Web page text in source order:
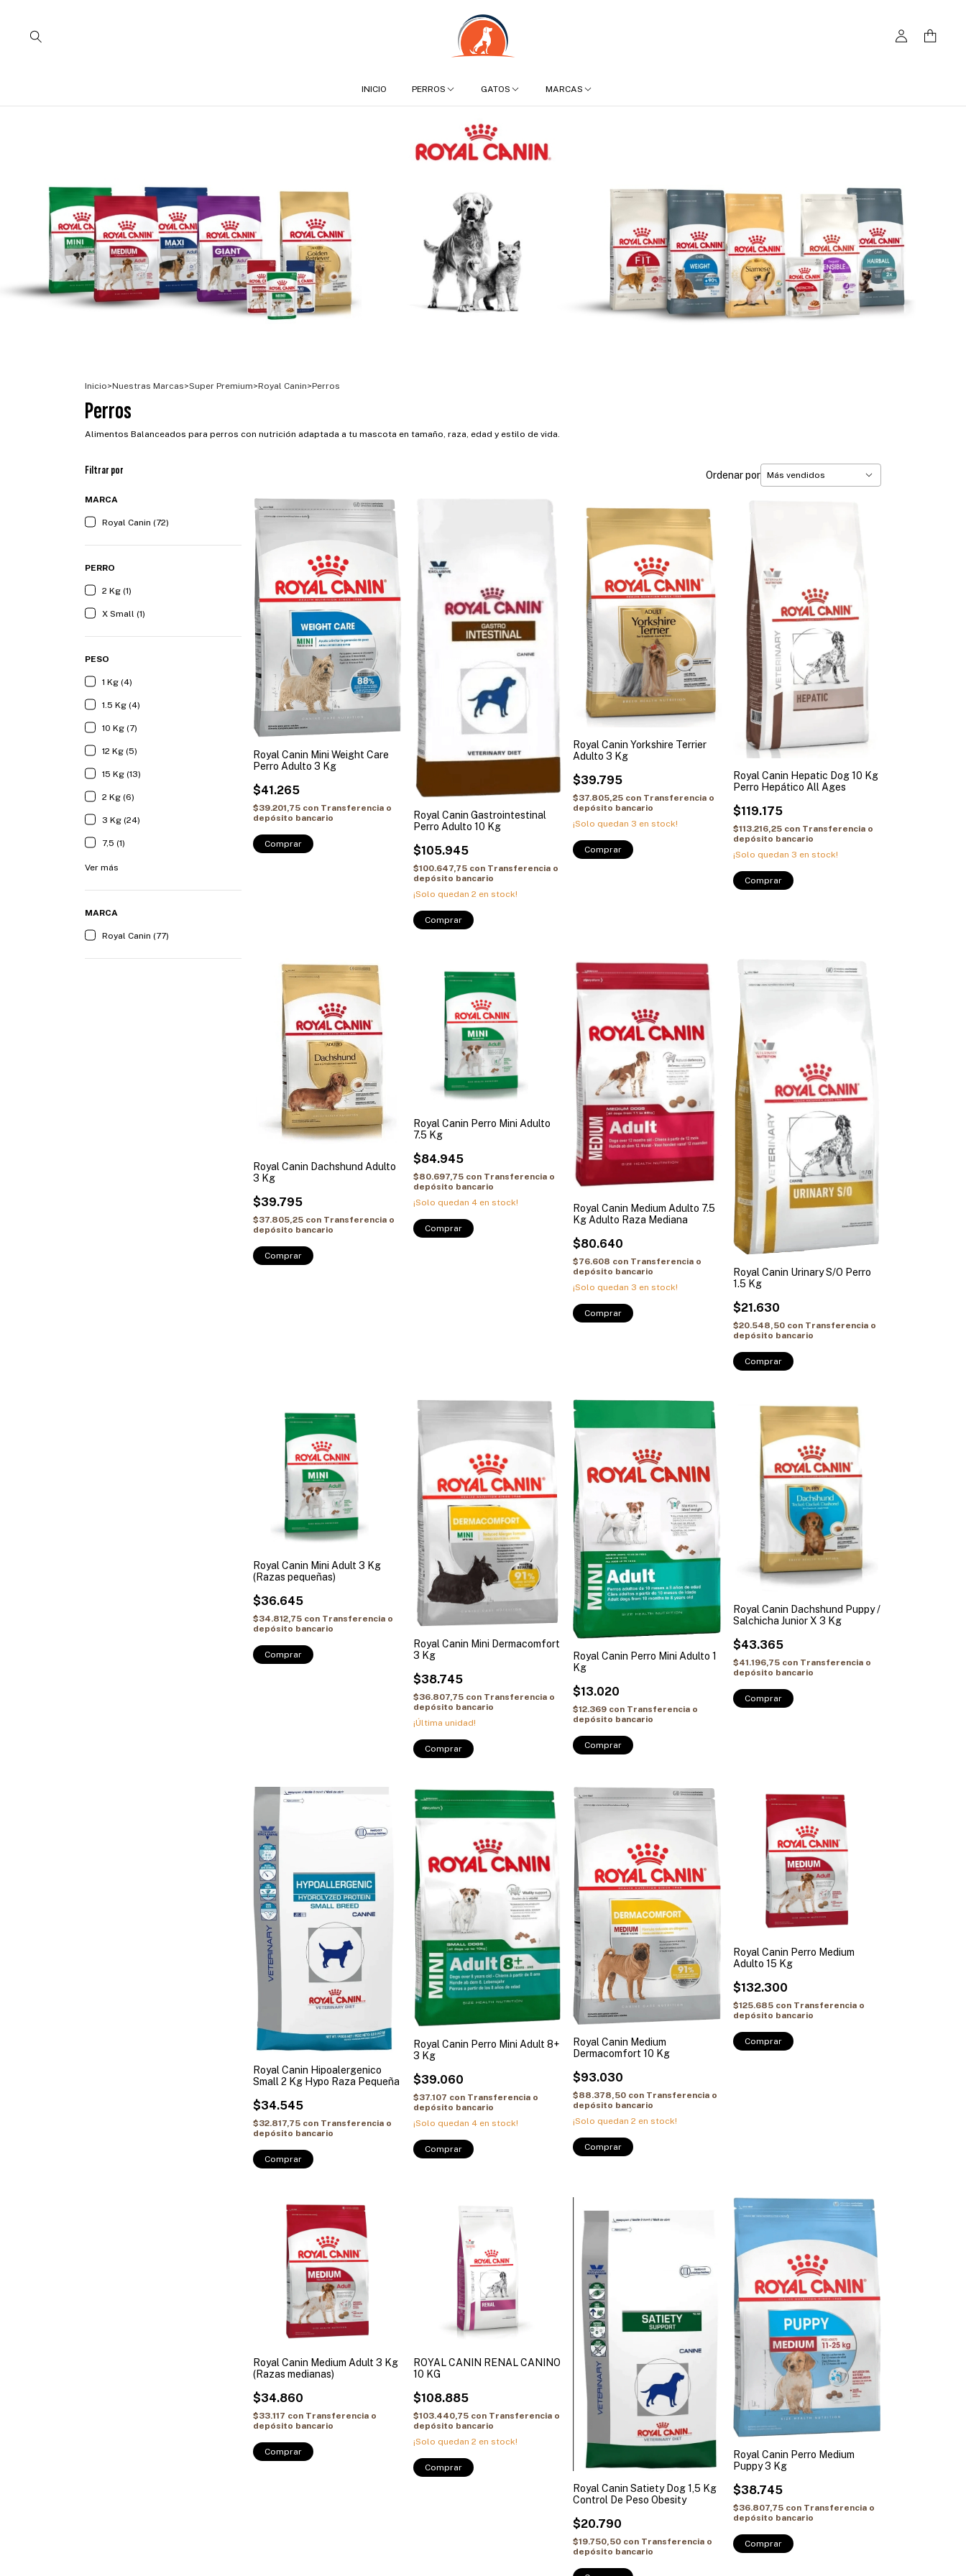
INICIO PERROS GATOS MARCAS
Inicio>Nuestras Marcas>Super Premium>Royal Canin>Perros
Perros
Alimentos Balanceados para perros con nutrición adaptada a tu mascota en tamaño, raza, edad y estilo de vida.
Filtrar por
MARCA
Royal Canin (72)
PERRO
2 Kg (1)
X Small (1)
PESO
1 Kg (4)
1.5 Kg (4)
10 Kg (7)
12 Kg (5)
15 Kg (13)
2 Kg (6)
3 Kg (24)
7,5 (1)
Ver más
MARCA
Royal Canin (77)
Ordenar por
Royal Canin Mini Weight Care
Perro Adulto 3 Kg
$41.265
$39.201,75 con Transferencia o
depósito bancario
Comprar
Royal Canin Gastrointestinal
Perro Adulto 10 Kg
$105.945
$100.647,75 con Transferencia o
depósito bancario
¡Solo quedan 2 en stock!
Comprar
Royal Canin Yorkshire Terrier
Adulto 3 Kg
$39.795
$37.805,25 con Transferencia o
depósito bancario
¡Solo quedan 3 en stock!
Royal Canin Hepatic Dog 10 Kg
Perro Hepático All Ages
$119.175
$113.216,25 con Transferencia o
depósito bancario
¡Solo quedan 3 en stock!
Royal Canin Dachshund Adulto
3 Kg
$39.795
$37.805,25 con Transferencia o
depósito bancario
Comprar
Royal Canin Perro Mini Adulto
7.5 Kg
$84.945
$80.697,75 con Transferencia o
depósito bancario
¡Solo quedan 4en stock!
Comprar
Royal Canin Medium Adulto 7.5
Kg Adulto Raza Mediana
$80.640
$76.608 con Transferencia o
depósito bancario
¡Solo quedan 3 en stock!
Royal Canin Urinary S/O Perro
1.5 Kg
$21.630
$20.548,50 con Transferencia o
depósito bancario
Comprar
Royal Canin Mini Adult 3 Kg
(Razas pequeñas)
$36.645
$34.812,75 con Transferencia o
depósito bancario
Comprar
Royal Canin Mini Dermacomfort
3 Kg
$38.745
$36.807,75 con Transferencia o
depósito bancario
¡Última unidad!
Comprar
Royal Canin Perro Mini Adulto 1
Kg
$13.020
$12.369 con Transferencia o
depósito bancario
Comprar
Royal Canin Dachshund Puppy /
Salchicha Junior X 3 Kg
$43.365
$41.196,75 con Transferencia o
depósito bancario
Comprar
Royal Canin Hipoalergenico
Small 2 Kg Hypo Raza Pequeña
$34.545
$32.817,75 con Transferencia o
depósito bancario
Royal Canin Perro Mini Adult 8+
3 Kg
$39.060
$37.107 con Transferencia o
depósito bancario
¡Solo quedan 4en stock!
Comprar
Royal Canin Medium
Dermacomfort 10 Kg
$93.030
$88.378,50 con Transferencia o
depósito bancario
¡Solo quedan2 en stock!
Comprar
Royal Canin Perro Medium
Adulto 15 Kg
$132.300
$125.685 con Transferencia o
depósito bancario
Comprar
Royal Canin Medium Adult 3 Kg
(Razas medianas)
$34.860
$33.117 con Transferencia o
depósito bancario
Comprar
ROYAL CANIN RENAL CANINO
10 KG
$108.885
$103.440,75 con Transferencia o
depósito bancario
¡Solo quedan 2 en stock!
Comprar
Royal Canin Satiety Dog 1,5 Kg
Control De Peso Obesity
$20.790
$19.750,50 con Transferencia o
depósito bancario
Royal Canin Perro Medium
Puppy 3 Kg
$38.745
$36.807,75 con Transferencia o
depósito bancario
Comprar